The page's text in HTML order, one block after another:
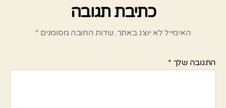
כתיבת תגובה
האימייל לא יוצג באתר. שדות החובה מסומנים *
התגובה שלך *